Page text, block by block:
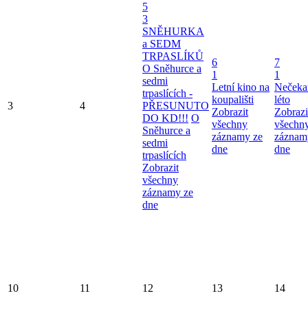
3 4
5
3
SNĚHURKA
a SEDM
TRPASLÍKŮ
O Sněhurce a
sedmi
trpaslících -
PŘESUNUTO
DO KD!!! O
Sněhurce a
sedmi
trpaslících
Zobrazit
všechny
záznamy ze
dne
6
1
Letní kino na
koupališti
Zobrazit
všechny
záznamy ze
dne
7
1
léto
dne
10 11 12 13 14